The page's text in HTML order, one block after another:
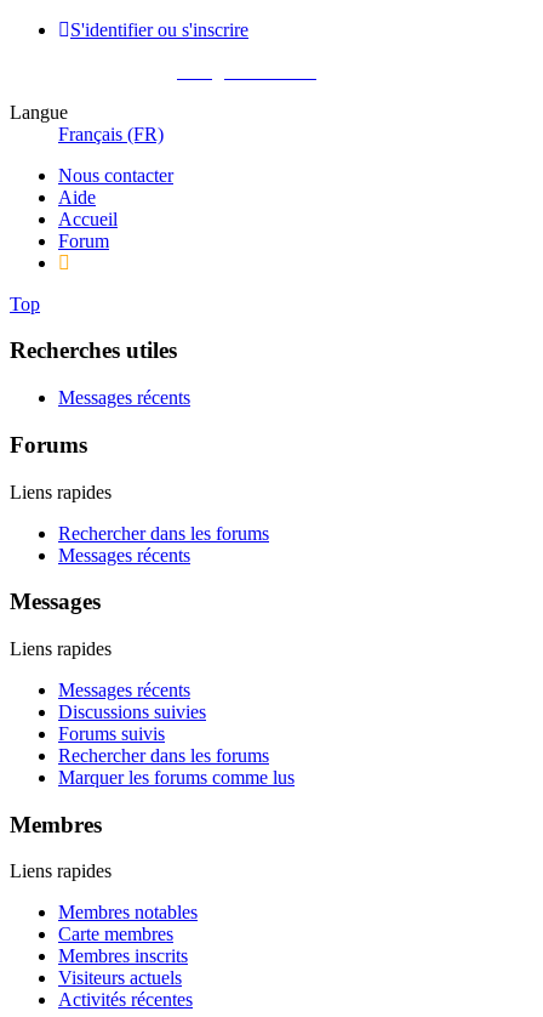
S'identifier ou s'inscrire
Langue
Français (FR)
Nous contacter
Aide
Accueil
Forum
Top
Recherches utiles
Messages récents
Forums
Liens rapides
Rechercher dans les forums
Messages récents
Messages
Liens rapides
Messages récents
Discussions suivies
Forums suivis
Rechercher dans les forums
Marquer les forums comme lus
Membres
Liens rapides
Membres notables
Carte membres
Membres inscrits
Visiteurs actuels
Activités récentes